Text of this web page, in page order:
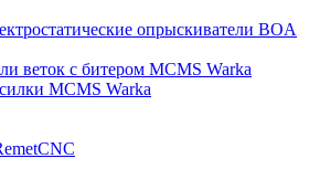
опрыскиватели BOA
веток с битером MCMS Warka
MCMS Warka